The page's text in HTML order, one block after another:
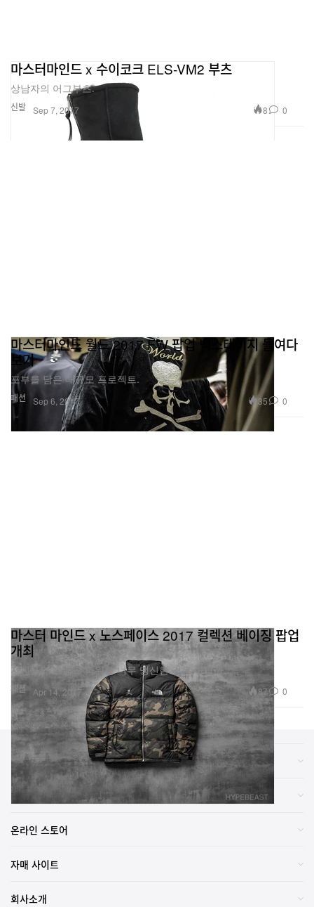
신발
마스터마인드 x 수이코크 ELS-VM2 부츠
상남자의 어그부츠.
Sep 7, 2017 8 0
패션
마스터마인드 월드 2017 FW 팝업 백스테이지 들여다
보기
포부를 담은 대규모 프로젝트.
Sep 6, 2017 35 0
패션
마스터 마인드 x 노스페이스 2017 컬렉션 베이징 팝업
개최
자신들의 브랜드 파워를 너무 맹신한 것은 아닐까.
Apr 14, 2017 87 0
카테고리
브랜드
온라인 스토어
자매 사이트
회사소개